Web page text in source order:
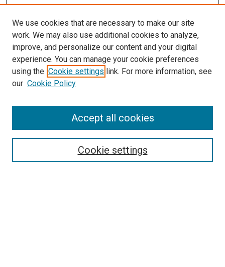
We use cookies that are necessary to make our site
work. We may also use additional cookies to analyze,
improve, and personalize our content and your digital
experience. You can manage your cookie preferences
using the Cookie settings link. For more information, see
our Cookie Policy
Cookie settings
Accept all cookies